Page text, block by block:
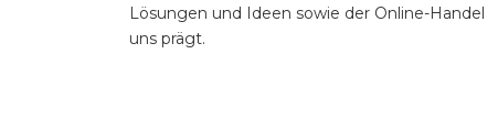
Lösungen und Ideen sowie der Online-Handel
uns prägt.